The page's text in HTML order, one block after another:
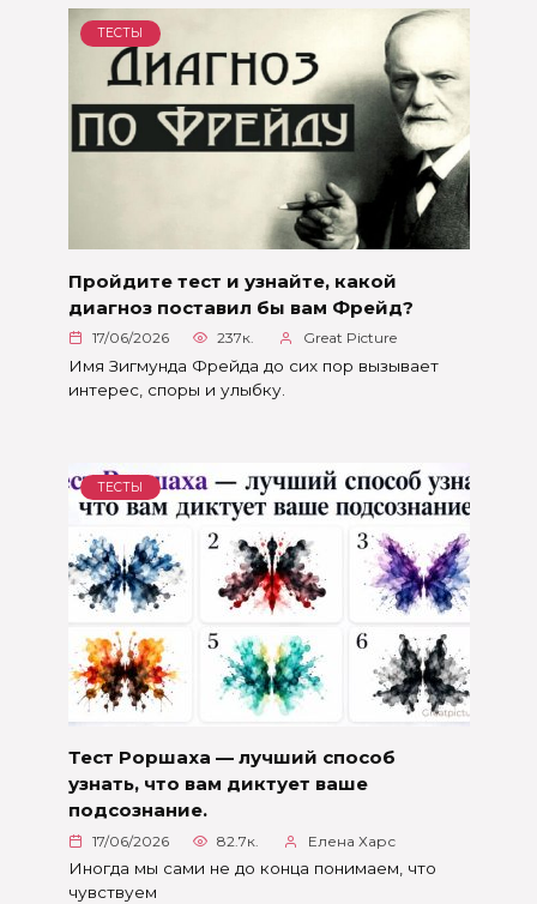
ТЕСТЫ
Пройдите тест и узнайте, какой
диагноз поставил бы вам Фрейд?
17/06/2026 237к. Great Picture
Имя Зигмунда Фрейда до сих пор вызывает
интерес, споры и улыбку.
ТЕСТЫ
Тест Роршаха — лучший способ
узнать, что вам диктует ваше
подсознание.
17/06/2026 82.7к. Елена Харс
Иногда мы сами не до конца понимаем, что
чувствуем